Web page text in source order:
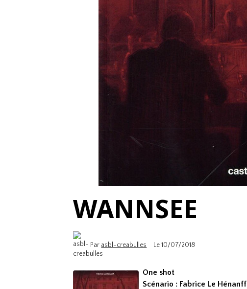
WANNSEE
Par asbl-creabulles Le 10/07/2018
One shot
Scénario : Fabrice Le Hénanff